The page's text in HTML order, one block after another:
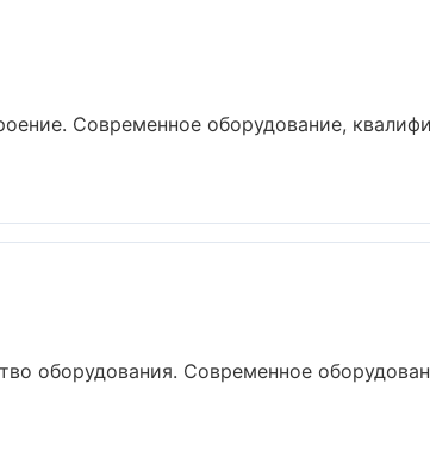
Современное оборудование,
оборудования. Современное